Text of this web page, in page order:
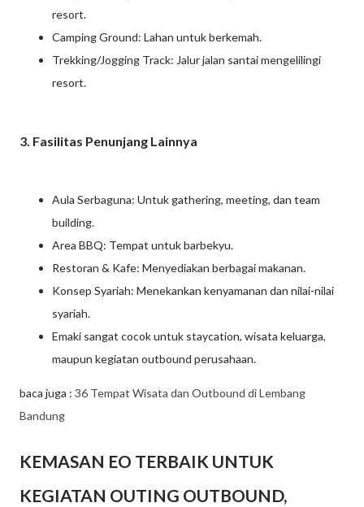
resort.
Camping Ground: Lahan untuk berkemah.
Trekking/Jogging Track: Jalur jalan santai mengelilingi
resort.
3. Fasilitas Penunjang Lainnya
Aula Serbaguna: Untuk gathering, meeting, dan team
building.
Area BBQ: Tempat untuk barbekyu.
Restoran & Kafe: Menyediakan berbagai makanan.
Konsep Syariah: Menekankan kenyamanan dan nilai-nilai
syariah.
Emaki sangat cocok untuk staycation, wisata keluarga,
maupun kegiatan outbound perusahaan.
baca juga : 36 Tempat Wisata dan Outbound di Lembang
Bandung
KEMASAN EO TERBAIK UNTUK
KEGIATAN OUTING OUTBOUND,